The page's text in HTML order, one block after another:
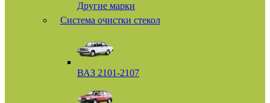
Другие марки
Система очистки стекол
ВАЗ 2101-2107